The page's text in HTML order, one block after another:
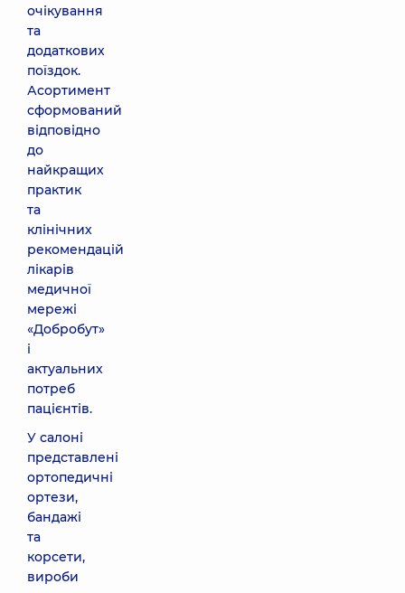
очікування
та
додаткових
поїздок.
Асортимент
сформований
відповідно
до
найкращих
практик
та
клінічних
рекомендацій
лікарів
медичної
мережі
«Добробут»
і
актуальних
потреб
пацієнтів.
У салоні
представлені
ортопедичні
ортези,
бандажі
та
корсети,
вироби